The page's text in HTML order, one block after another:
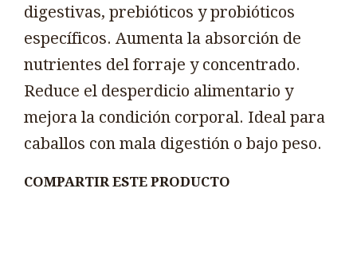
digestivas, prebióticos y probióticos
específicos. Aumenta la absorción de
nutrientes del forraje y concentrado.
Reduce el desperdicio alimentario y
mejora la condición corporal. Ideal para
caballos con mala digestión o bajo peso.
COMPARTIR ESTE PRODUCTO